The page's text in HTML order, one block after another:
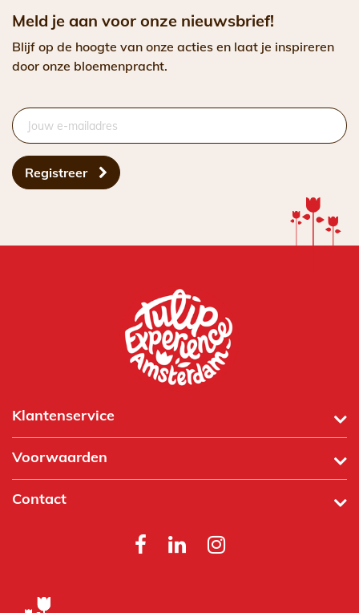
Meld je aan voor onze nieuwsbrief!
Blijf op de hoogte van onze acties en laat je inspireren
door onze bloemenpracht.
Registreer
Klantenservice
Voorwaarden
Contact